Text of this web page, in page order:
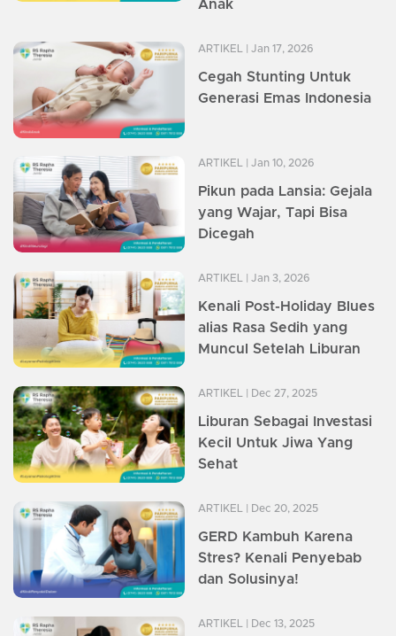
Anak
ARTIKEL | Jan 17, 2026
Cegah Stunting Untuk
Generasi Emas Indonesia
ARTIKEL | Jan 10, 2026
Pikun pada Lansia: Gejala
yang Wajar, Tapi Bisa
Dicegah
ARTIKEL | Jan 3, 2026
Kenali Post-Holiday Blues
alias Rasa Sedih yang
Muncul Setelah Liburan
ARTIKEL | Dec 27, 2025
Liburan Sebagai Investasi
Kecil Untuk Jiwa Yang
Sehat
ARTIKEL | Dec 20, 2025
GERD Kambuh Karena
Stres? Kenali Penyebab
dan Solusinya!
ARTIKEL | Dec 13, 2025